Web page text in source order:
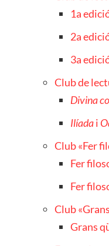
1a
2a
3a
Club de
Divina
Ilíadai
Club «Fer
Fer
Fer
Club
Grans